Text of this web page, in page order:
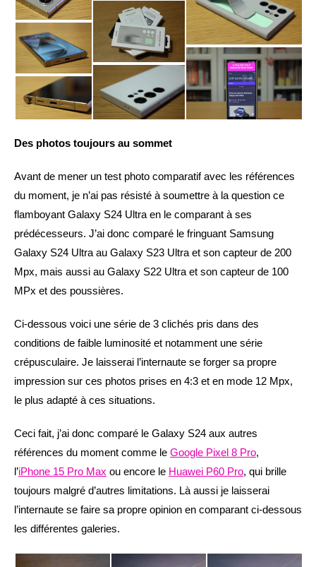
Des photos toujours au sommet
Avant de mener un test photo comparatif avec les références
du moment, je n’ai pas résisté à soumettre à la question ce
flamboyant Galaxy S24 Ultra en le comparant à ses
prédécesseurs. J’ai donc comparé le fringuant Samsung
Galaxy S24 Ultra au Galaxy S23 Ultra et son capteur de 200
Mpx, mais aussi au Galaxy S22 Ultra et son capteur de 100
MPx et des poussières.
Ci-dessous voici une série de 3 clichés pris dans des
conditions de faible luminosité et notamment une série
crépusculaire. Je laisserai l’internaute se forger sa propre
impression sur ces photos prises en 4:3 et en mode 12 Mpx,
le plus adapté à ces situations.
Ceci fait, j’ai donc comparé le Galaxy S24 aux autres
références du moment comme le Google Pixel 8 Pro,
l’iPhone 15 Pro Max ou encore le Huawei P60 Pro, qui brille
toujours malgré d’autres limitations. Là aussi je laisserai
l’internaute se faire sa propre opinion en comparant ci-dessous
les différentes galeries.